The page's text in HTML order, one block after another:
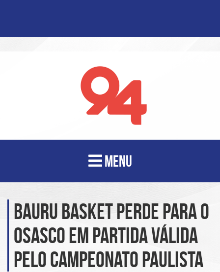
MENU
Bauru Basket perde para o
Osasco em partida válida
pelo Campeonato Paulista